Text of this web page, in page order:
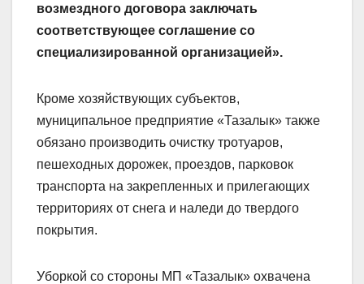
возмездного договора заключать
соответствующее соглашение со
специализированной организацией».
Кроме хозяйствующих субъектов,
муниципальное предприятие «Тазалык» также
обязано производить очистку тротуаров,
пешеходных дорожек, проездов, парковок
транспорта на закрепленных и прилегающих
территориях от снега и наледи до твердого
покрытия.
Уборкой со стороны МП «Тазалык» охвачена